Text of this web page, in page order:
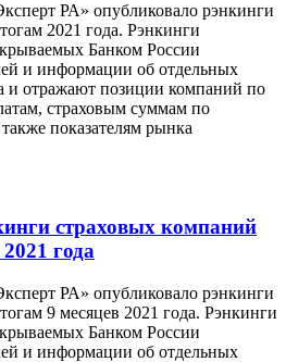
РА» опубликовало рэнкинги
2021 года. Рэнкинги
Банком России
и информации об отдельных
и отражают позиции компаний по
страховым суммам по
показателям рынка
страховых компаний
года
РА» опубликовало рэнкинги
9 месяцев 2021 года. Рэнкинги
Банком России
и информации об отдельных